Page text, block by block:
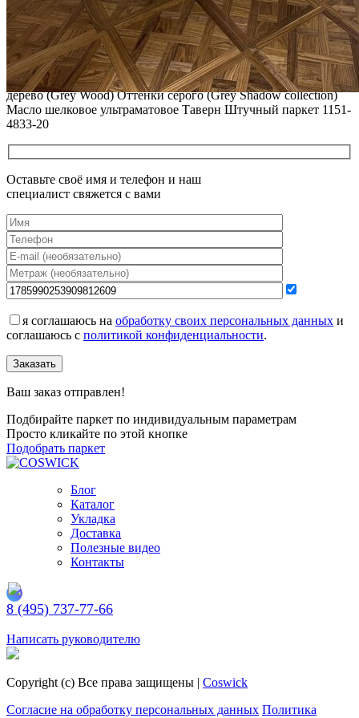
РЕСТАВРАЦИЯ НЕБОЛЬШИХ ВМЯТИН НА ПАРКЕТЕ.
ПОЛЫ, ПОКРЫТЫЕ МАСЛОМ И ТВЕРДЫМ ВОСКОМ
Читать полностью
12.01.2026
Все новости о Coswick
Паркет елка COSWICK Английская елка (90°) Дуб Серое
дерево (Grey Wood) Оттенки серого (Grеy Shadow collection)
Масло шелковое ультраматовое Таверн Штучный паркет 1151-
4833-20
Оставьте своё имя и телефон и наш
специалист свяжется с вами
я соглашаюсь на обработку своих персональных данных и
соглашаюсь с политикой конфиденциальности.
Заказать
Ваш заказ отправлен!
Подбирайте паркет по индивидуальным параметрам
Просто кликайте по этой кнопке
Подобрать паркет
Блог
Каталог
Укладка
Доставка
Полезные видео
Контакты
8 (495) 737-77-66
Написать руководителю
Copyright (c) Все права защищены | Coswick
Согласие на обработку персональных данных Политика